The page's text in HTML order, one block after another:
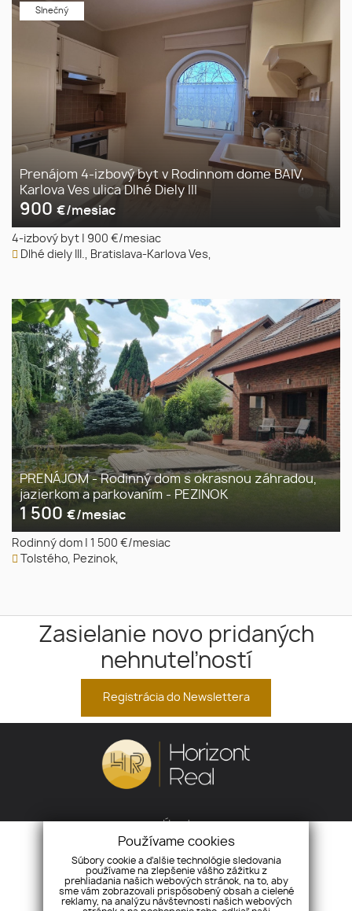
Slnečný
Prenájom 4-izbový byt v Rodinnom dome BAIV,
Karlova Ves ulica Dlhé Diely III
900 €/mesiac
4-izbový byt
900 €/mesiac
Dlhé diely III., Bratislava-Karlova Ves,
PRENÁJOM - Rodinný dom s okrasnou záhradou,
jazierkom a parkovaním - PEZINOK
1 500 €/mesiac
Rodinný dom
1 500 €/mesiac
Tolstého, Pezinok,
Zasielanie novo pridaných
nehnuteľností
Registrácia do Newslettera
Financovanie
Makléri
Cookies
GDPR
Reklamačný poriadok
Používame cookies
Súbory cookie a ďalšie technológie sledovania
používame na zlepšenie vášho zážitku z
prehliadania našich webových stránok, na to, aby
sme vám zobrazovali prispôsobený obsah a cielené
reklamy, na analýzu návštevnosti našich webových